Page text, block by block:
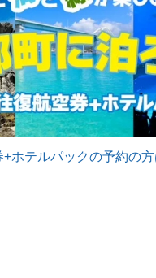
ホテルパックの予約の